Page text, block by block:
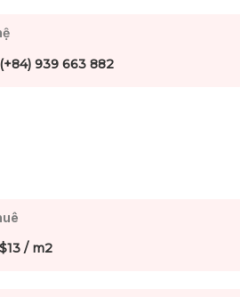
(+84) 939 663 882
$13 / m2